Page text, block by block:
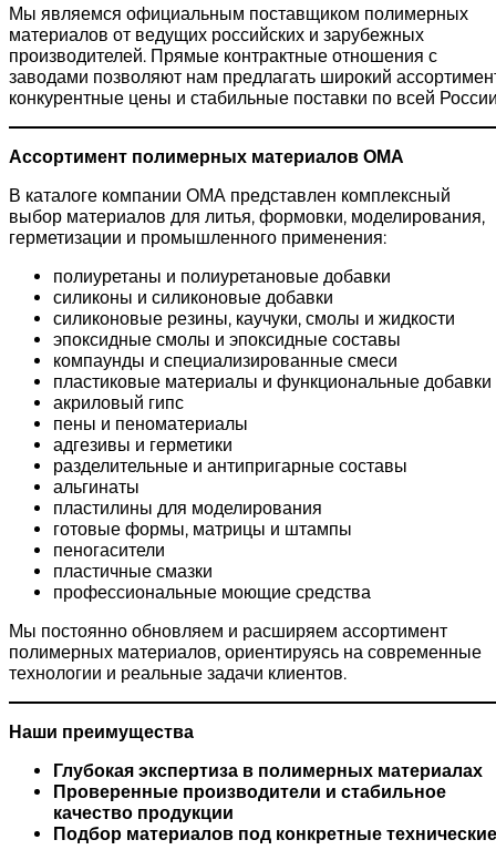
Мы являемся официальным поставщиком полимерных
материалов от ведущих российских и зарубежных
производителей. Прямые контрактные отношения с
заводами позволяют нам предлагать широкий
конкурентные цены и стабильные поставки по всей
Ассортимент полимерных материалов ОМА
В каталоге компании ОМА представлен комплексный
выбор материалов для литья, формовки, моделирования,
герметизации и промышленного применения:
полиуретаны и полиуретановые добавки
силиконы и силиконовые добавки
силиконовые резины, каучуки, смолы и жидкости
эпоксидные смолы и эпоксидные составы
компаунды и специализированные смеси
пластиковые материалы и функциональные добавки
акриловый гипс
пены и пеноматериалы
адгезивы и герметики
разделительные и антипригарные составы
альгинаты
пластилины для моделирования
готовые формы, матрицы и штампы
пеногасители
пластичные смазки
профессиональные моющие средства
Мы постоянно обновляем и расширяем ассортимент
полимерных материалов, ориентируясь на современные
технологии и реальные задачи клиентов.
Наши преимущества
Глубокая экспертиза в полимерных материалах
Проверенные производители и стабильное
качество продукции
Подбор материалов под конкретные технические